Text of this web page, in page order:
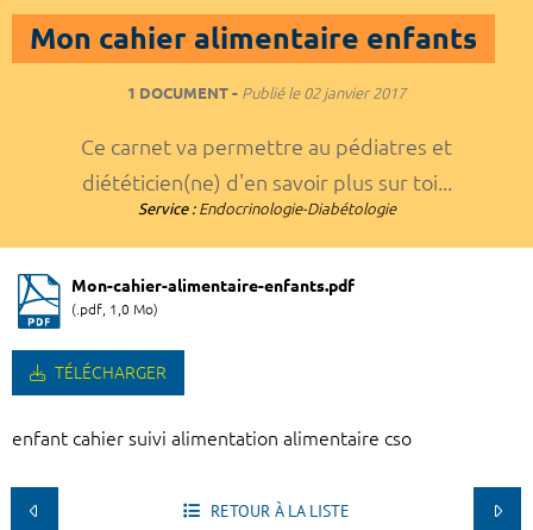
Mon cahier alimentaire enfants
1 DOCUMENT Publié le02 janvier 2017
Ce carnet va permettre au pédiatres et
diététicien(ne) d'en savoir plus sur toi...
Service : Endocrinologie-Diabétologie
Mon-cahier-alimentaire-enfants.pdf
(.pdf, 1,0 Mo)
TÉLÉCHARGER
enfant cahier suivi alimentation alimentaire cso
RETOUR À LA LISTE